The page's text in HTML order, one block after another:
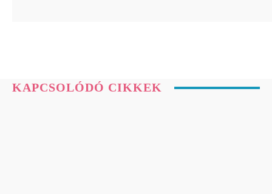
KAPCSOLÓDÓ CIKKEK